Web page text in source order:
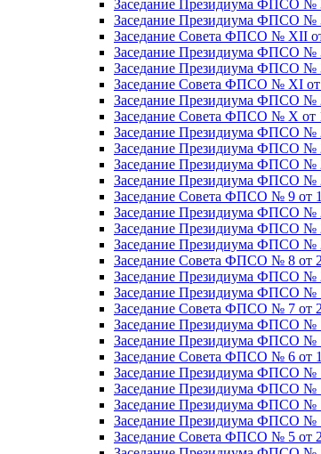
Заседание Президиума ФПСО №
Заседание Президиума ФПСО №
Заседание Совета ФПСО № XII от
Заседание Президиума ФПСО №
Заседание Президиума ФПСО №
Заседание Совета ФПСО № XI от
Заседание Президиума ФПСО №
Заседание Совета ФПСО № X от
Заседание Президиума ФПСО №
Заседание Президиума ФПСО №
Заседание Президиума ФПСО №
Заседание Президиума ФПСО №
Заседание Совета ФПСО № 9 от
Заседание Президиума ФПСО №
Заседание Президиума ФПСО №
Заседание Президиума ФПСО №
Заседание Совета ФПСО № 8 от
Заседание Президиума ФПСО №
Заседание Президиума ФПСО №
Заседание Совета ФПСО № 7 от
Заседание Президиума ФПСО №
Заседание Президиума ФПСО №
Заседание Совета ФПСО № 6 от
Заседание Президиума ФПСО №
Заседание Президиума ФПСО №
Заседание Президиума ФПСО №
Заседание Президиума ФПСО №
Заседание Совета ФПСО № 5 от